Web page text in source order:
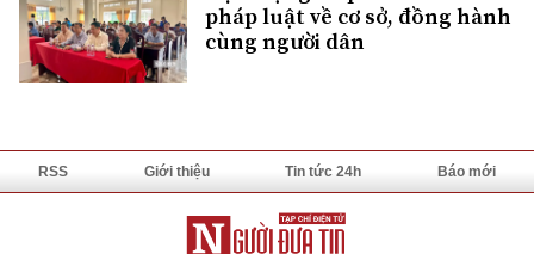
pháp luật về cơ sở, đồng hành
cùng người dân
RSS Giới thiệu Tin tức 24h Báo mới